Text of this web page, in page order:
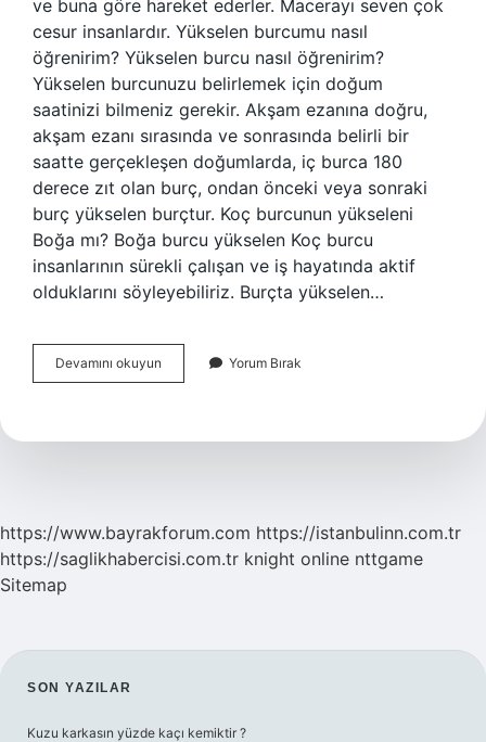
ve buna göre hareket ederler. Macerayı seven çok
cesur insanlardır. Yükselen burcumu nasıl
öğrenirim? Yükselen burcu nasıl öğrenirim?
Yükselen burcunuzu belirlemek için doğum
saatinizi bilmeniz gerekir. Akşam ezanına doğru,
akşam ezanı sırasında ve sonrasında belirli bir
saatte gerçekleşen doğumlarda, iç burca 180
derece zıt olan burç, ondan önceki veya sonraki
burç yükselen burçtur. Koç burcunun yükseleni
Boğa mı? Boğa burcu yükselen Koç burcu
insanlarının sürekli çalışan ve iş hayatında aktif
olduklarını söyleyebiliriz. Burçta yükselen…
Devamını okuyun
Burcu
Nedir
Yorum Bırak
https://www.bayrakforum.com https://istanbulinn.com.tr
https://saglikhabercisi.com.tr knight online nttgame
Sitemap
SIDEBAR
SON YAZILAR
Kuzu karkasın yüzde kaçı kemiktir ?